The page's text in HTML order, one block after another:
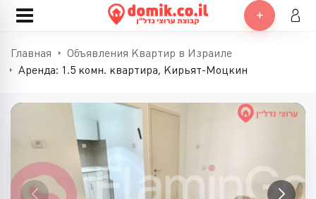
Главная
Объявления Квартир в Израиле
Аренда: 1.5 комн. квартира, Кирьят-Моцкин